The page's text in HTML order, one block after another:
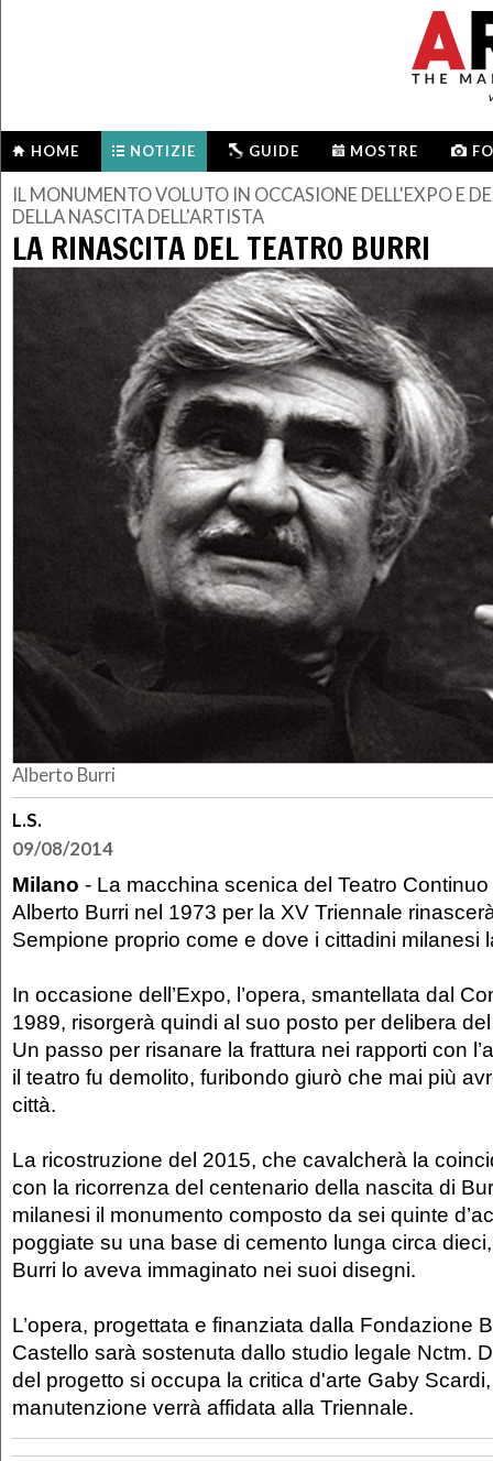
HOME NOTIZIE GUIDE MOSTRE
IL MONUMENTO VOLUTO IN OCCASIONE DELL'EXPO E
DELLA NASCITA DELL'ARTISTA
LA RINASCITA DEL TEATRO BURRI
Alberto Burri
L.S.
09/08/2014
Milano - La macchina scenica del Teatro
Alberto Burri nel 1973 per la XV Triennale
Sempione proprio come e dove i cittadini milanesi
In occasione dell’Expo, l’opera, smantellata dal
1989, risorgerà quindi al suo posto per delibera
Un passo per risanare la frattura nei rapporti con
il teatro fu demolito, furibondo giurò che mai più
città.
La ricostruzione del 2015, che cavalcherà la
con la ricorrenza del centenario della nascita di
milanesi il monumento composto da sei quinte
poggiate su una base di cemento lunga circa
Burri lo aveva immaginato nei suoi disegni.
L’opera, progettata e finanziata dalla Fondazione
Castello sarà sostenuta dallo studio legale Nctm.
del progetto si occupa la critica d'arte Gaby
manutenzione verrà affidata alla Triennale.